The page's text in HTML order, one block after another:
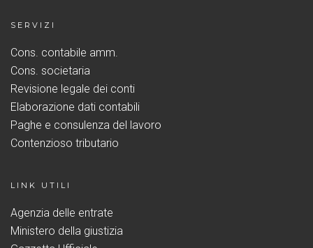
SERVIZI
Cons. contabile amm.
Cons. societaria
Revisione legale dei conti
Elaborazione dati contabili
Paghe e consulenza del lavoro
Contenzioso tributario
LINK UTILI
Agenzia delle entrate
Ministero della giustizia